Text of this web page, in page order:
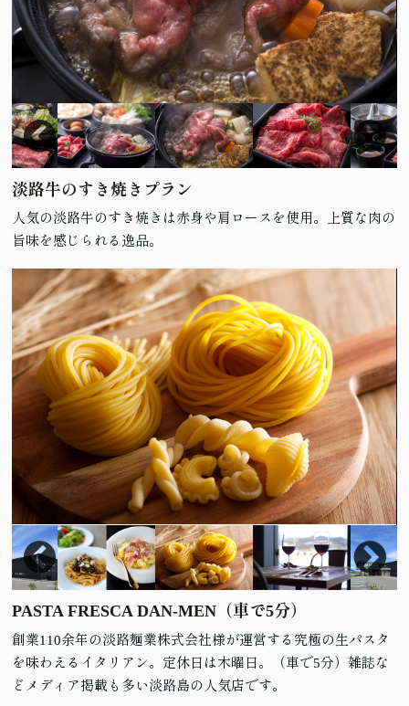
淡路牛のすき焼きプラン
人気の淡路牛のすき焼きは赤身や肩ロースを使用。上質な肉の
旨味を感じられる逸品。
PASTA FRESCA DAN-MEN（車で5分）
創業110余年の淡路麺業株式会社様が運営する究極の生パスタ
を味わえるイタリアン。定休日は木曜日。（車で5分）雑誌な
どメディア掲載も多い淡路島の人気店です。